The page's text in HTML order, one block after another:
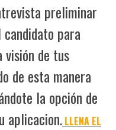
preliminar
para
visión de tus
de esta manera
la opción de
aplicacion. LLENA EL